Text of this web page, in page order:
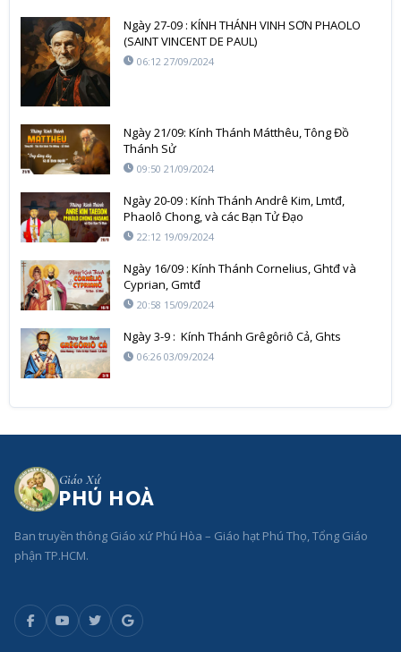
Ngày 27-09 : KÍNH THÁNH VINH SƠN PHAOLO
(SAINT VINCENT DE PAUL)
06:12 27/09/2024
Ngày 21/09: Kính Thánh Mátthêu, Tông Đồ
Thánh Sử
09:50 21/09/2024
Ngày 20-09 : Kính Thánh Andrê Kim, Lmtđ,
Phaolô Chong, và các Bạn Tử Đạo
22:12 19/09/2024
Ngày 16/09 : Kính Thánh Cornelius, Ghtđ và
Cyprian, Gmtđ
20:58 15/09/2024
Ngày 3-9 : Kính Thánh Grêgôriô Cả, Ghts
06:26 03/09/2024
Giáo Xứ
PHÚ HOÀ
Ban truyền thông Giáo xứ Phú Hòa – Giáo hạt Phú Thọ, Tổng Giáo
phận TP.HCM.